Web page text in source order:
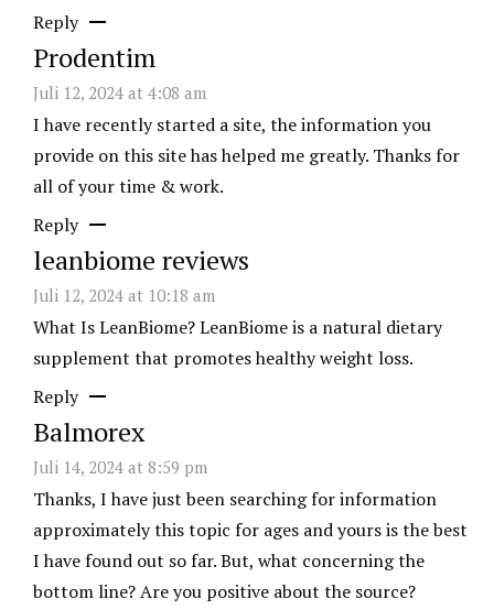
Reply
Prodentim
Juli 12, 2024 at 4:08 am
I have recently started a site, the information you
provide on this site has helped me greatly. Thanks for
all of your time & work.
Reply
leanbiome reviews
Juli 12, 2024 at 10:18 am
What Is LeanBiome? LeanBiome is a natural dietary
supplement that promotes healthy weight loss.
Reply
Balmorex
Juli 14, 2024 at 8:59 pm
Thanks, I have just been searching for information
approximately this topic for ages and yours is the best
I have found out so far. But, what concerning the
bottom line? Are you positive about the source?